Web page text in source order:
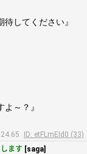
してください』
～？』
ID: etFLmEId0 (33)
ます [saga]